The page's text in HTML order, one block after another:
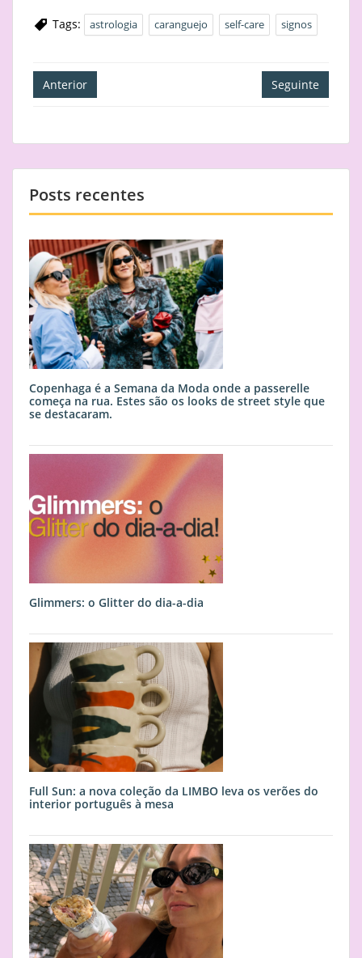
Tags: astrologia caranguejo self-care signos
Navegação
de
Anterior Seguinte
Posts recentes
Copenhaga é a Semana da Moda onde a passerelle
começa na rua. Estes são os looks de street style que
se destacaram.
Glimmers: o Glitter do dia-a-dia
Full Sun: a nova coleção da LIMBO leva os verões do
interior português à mesa